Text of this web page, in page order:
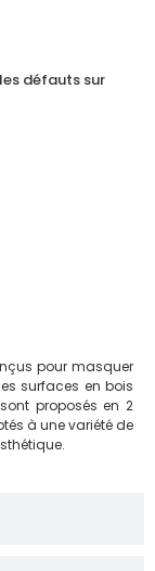
défauts sur
pour masquer
surfaces en bois
proposés en 2
à une variété de